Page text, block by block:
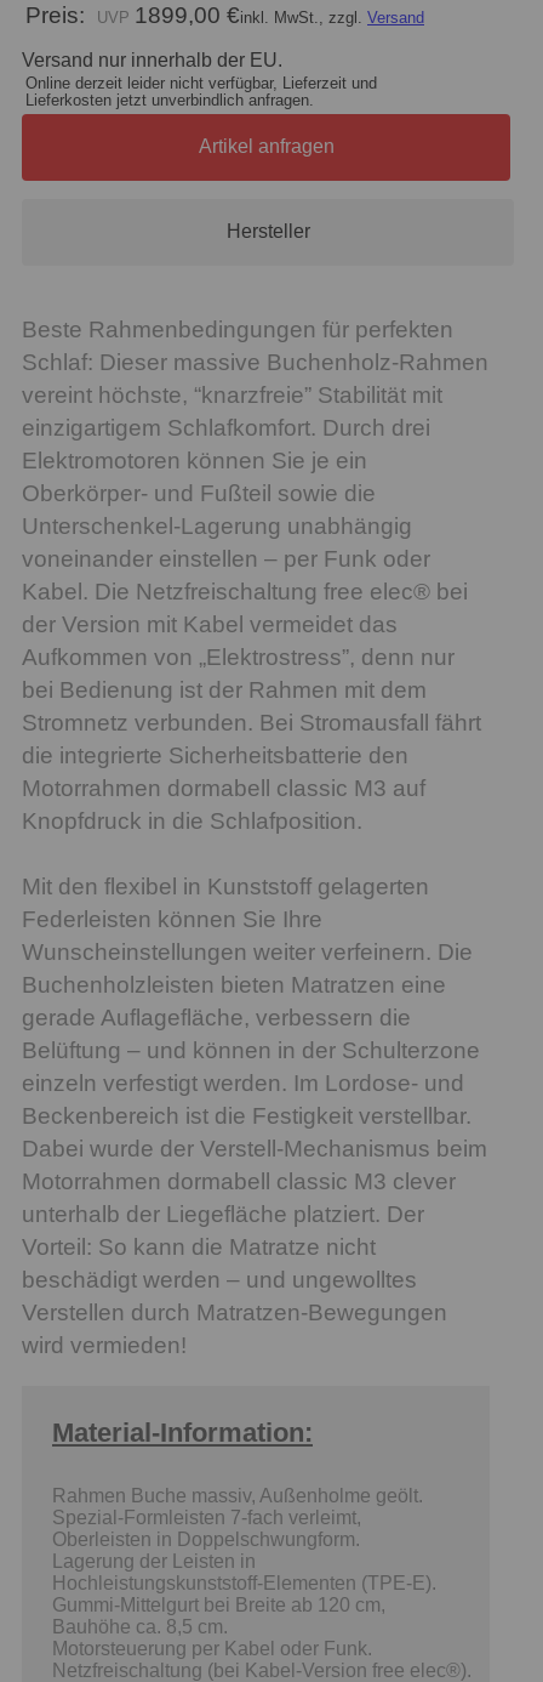
Preis: 1899,00 €inkl. MwSt., zzgl. Versand
Versand nur innerhalb der EU.
Online derzeit leider nicht verfügbar, Lieferzeit und
Lieferkosten jetzt unverbindlich anfragen.
Artikel anfragen
Hersteller
Beste Rahmenbedingungen für perfekten
Schlaf: Dieser massive Buchenholz-Rahmen
vereint höchste, “knarzfreie” Stabilität mit
einzigartigem Schlafkomfort. Durch drei
Elektromotoren können Sie je ein
Oberkörper- und Fußteil sowie die
Unterschenkel-Lagerung unabhängig
voneinander einstellen – per Funk oder
Kabel. Die Netzfreischaltung free elec® bei
der Version mit Kabel vermeidet das
Aufkommen von „Elektrostress”, denn nur
bei Bedienung ist der Rahmen mit dem
Stromnetz verbunden. Bei Stromausfall fährt
die integrierte Sicherheitsbatterie den
Motorrahmen dormabell classic M3 auf
Knopfdruck in die Schlafposition.
Mit den flexibel in Kunststoff gelagerten
Federleisten können Sie Ihre
Wunscheinstellungen weiter verfeinern. Die
Buchenholzleisten bieten Matratzen eine
gerade Auflagefläche, verbessern die
Belüftung – und können in der Schulterzone
einzeln verfestigt werden. Im Lordose- und
Beckenbereich ist die Festigkeit verstellbar.
Dabei wurde der Verstell-Mechanismus beim
Motorrahmen dormabell classic M3 clever
unterhalb der Liegefläche platziert. Der
Vorteil: So kann die Matratze nicht
beschädigt werden – und ungewolltes
Verstellen durch Matratzen-Bewegungen
wird vermieden!
Material-Information:
Rahmen Buche massiv, Außenholme geölt.
Spezial-Formleisten 7-fach verleimt,
Oberleisten in Doppelschwungform.
Lagerung der Leisten in
Hochleistungskunststoff-Elementen (TPE-E).
Gummi-Mittelgurt bei Breite ab 120 cm,
Bauhöhe ca. 8,5 cm.
Motorsteuerung per Kabel oder Funk.
Netzfreischaltung (bei Kabel-Version free elec®).